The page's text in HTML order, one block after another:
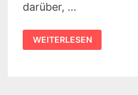
darüber, …
SEO
IM
B2B
WEITERLESEN